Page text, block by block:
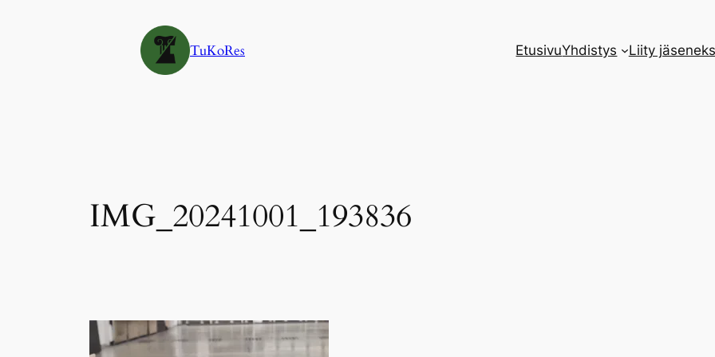
TuKoRes EtusivuYhdistys Liity
IMG_20241001_193836